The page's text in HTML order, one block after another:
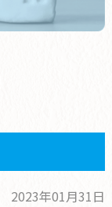
2023年01月31日